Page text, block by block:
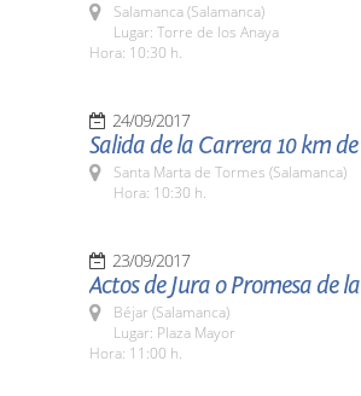
Salamanca (Salamanca)
Lugar: Torre de los Anaya
Hora: 10:30 h.
24/09/2017
Salida de la Carrera 10 km
Santa Marta de Tormes (Salamanca)
Hora: 10:30 h.
23/09/2017
Actos de Jura o Promesa de
Béjar (Salamanca)
Lugar: Plaza Mayor
Hora: 11:00 h.